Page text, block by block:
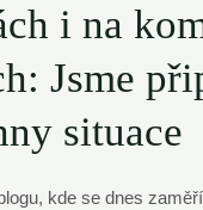
i na
Jsme
situace
kde se dnes